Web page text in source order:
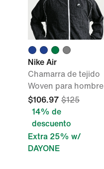
Nike Air
Chamarra de tejido
Woven para hombre
$106.97 $125
14% de
descuento
Extra 25% w/
DAYONE